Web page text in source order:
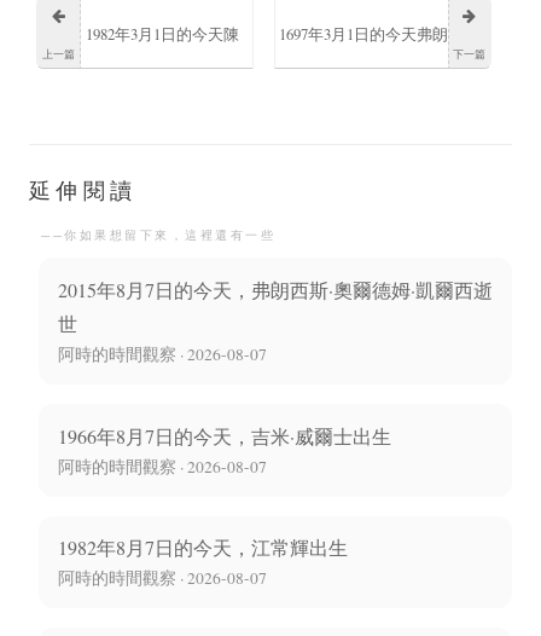
上一篇
1982年3月1日的今天陳
下一篇
1697年3月1日的今天弗朗
延伸閱讀
──你如果想留下來，這裡還有一些
2015年8月7日的今天，弗朗西斯·奧爾德姆·凱爾西逝
世
阿時的時間觀察 · 2026-08-07
1966年8月7日的今天，吉米·威爾士出生
阿時的時間觀察 · 2026-08-07
1982年8月7日的今天，江常輝出生
阿時的時間觀察 · 2026-08-07